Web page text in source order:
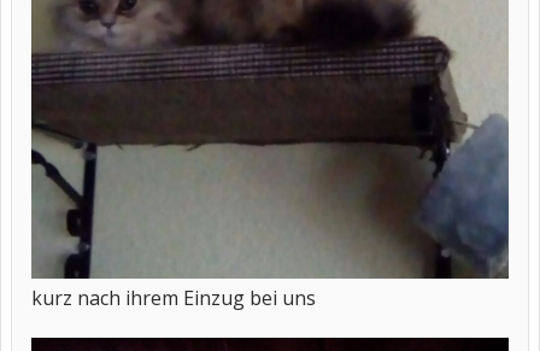
kurz nach ihrem Einzug bei uns